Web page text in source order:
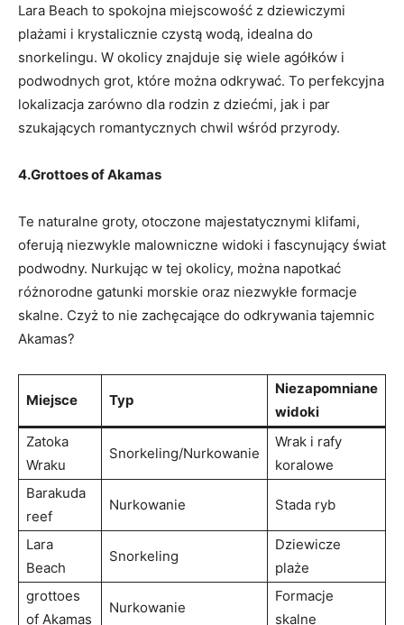
Lara Beach‌ to spokojna miejscowość z dziewiczymi
plażami i krystalicznie czystą wodą, idealna do
⁤snorkelingu.‍ W okolicy ⁣znajduje się wiele agółków i
podwodnych grot, które można odkrywać. To‍ perfekcyjna
lokalizacja​ zarówno dla rodzin⁣ z dziećmi, jak i par
szukających⁣ romantycznych chwil​ wśród przyrody.
4.Grottoes of Akamas
Te⁣ naturalne groty, otoczone majestatycznymi ⁤klifami,
oferują niezwykle malowniczne widoki⁢ i fascynujący⁢ świat
podwodny.​ Nurkując ⁣w ⁤tej okolicy, można napotkać
różnorodne gatunki morskie oraz niezwykłe formacje
⁤skalne. Czyż to nie zachęcające do odkrywania tajemnic
Akamas?
Miejsce Typ
Niezapomniane
widoki
Zatoka⁤
Wraku
Snorkeling/Nurkowanie
Wrak i rafy
koralowe
Barakuda ​
reef
Nurkowanie Stada ​ryb
Lara
Beach
Snorkeling
Dziewicze
plaże
grottoes
of Akamas
Nurkowanie
Formacje
skalne